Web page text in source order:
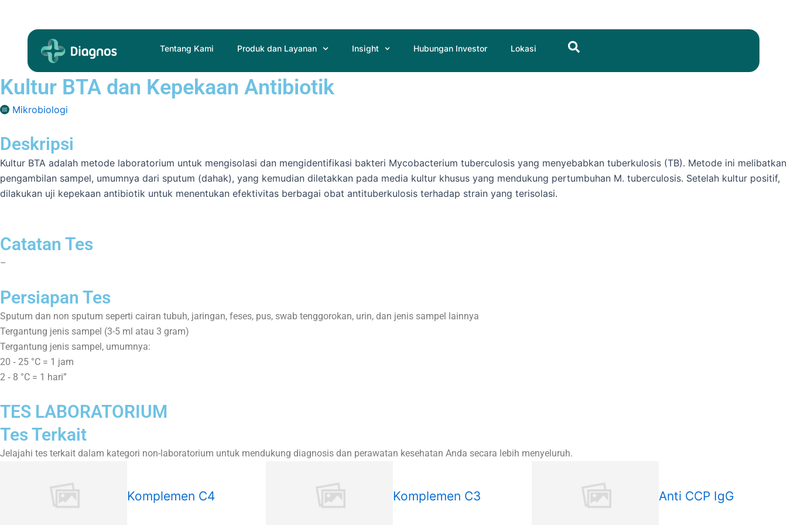
content
Tentang Kami Produk dan Layanan Insight Hubungan Investor Lokasi
Kultur BTA dan Kepekaan Antibiotik
Mikrobiologi
Deskripsi
Kultur BTA adalah metode laboratorium untuk mengisolasi dan mengidentifikasi bakteri Mycobacterium tuberculosis yang menyebabkan tuberkulosis (TB). Metode ini melibatkan
pengambilan sampel, umumnya dari sputum (dahak), yang kemudian diletakkan pada media kultur khusus yang mendukung pertumbuhan M. tuberculosis. Setelah kultur positif,
dilakukan uji kepekaan antibiotik untuk menentukan efektivitas berbagai obat antituberkulosis terhadap strain yang terisolasi.
Catatan Tes
–
Persiapan Tes
Sputum dan non sputum seperti cairan tubuh, jaringan, feses, pus, swab tenggorokan, urin, dan jenis sampel lainnya
Tergantung jenis sampel (3-5 ml atau 3 gram)
Tergantung jenis sampel, umumnya:
20 ‑ 25 °C = 1 jam
2 ‑ 8 °C = 1 hari”
TES LABORATORIUM
Tes Terkait
Jelajahi tes terkait dalam kategori non-laboratorium untuk mendukung diagnosis dan perawatan kesehatan Anda secara lebih menyeluruh.
Komplemen C4 Komplemen C3 Anti CCP IgG